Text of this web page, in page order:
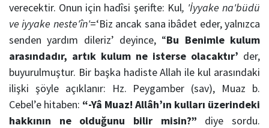
verecektir. Onun için hadîsi şerifte: Kul, 'İyyake na'büdü
ve iyyake neste'în'=‘Biz ancak sana ibâdet eder, yalnızca
senden yardım dileriz’ deyince, “Bu Benimle kulum
arasındadır, artık kulum ne isterse olacaktır’ der,
buyurulmuştur. Bir başka hadiste Allah ile kul arasındaki
ilişki şöyle açıklanır: Hz. Peygamber (sav), Muaz b.
Cebel’e hitaben: “-Yâ Muaz! Allâh’ın kulları üzerindeki
hakkının ne olduğunu bilir misin?” diye sordu.